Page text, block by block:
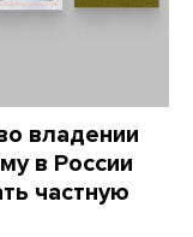
владении
в России
частную